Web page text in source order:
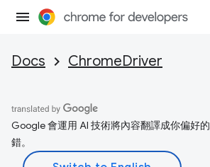
Docs ChromeDriver
Google 會運用 AI 技術將內容翻譯成你偏好
錯。